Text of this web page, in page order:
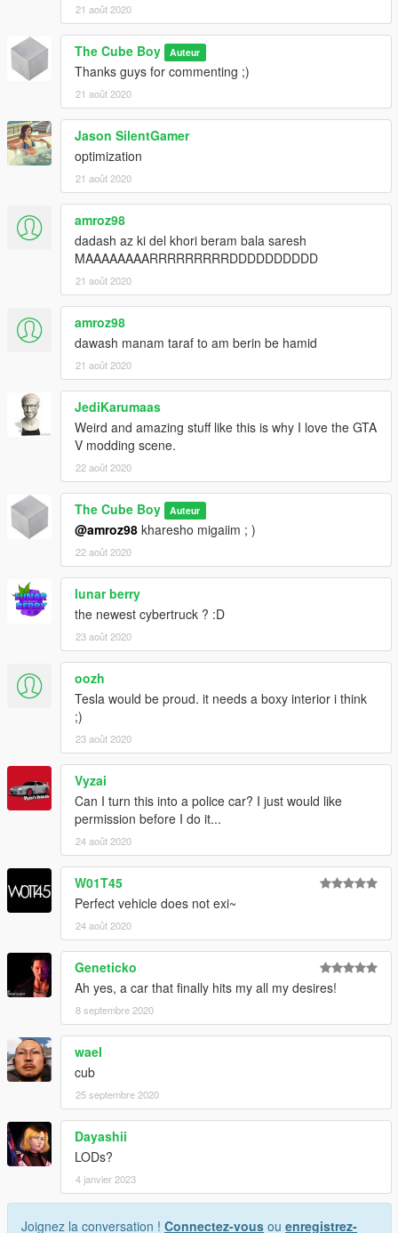
21 août 2020
The Cube Boy Auteur
Thanks guys for commenting ;)
21 août 2020
Jason SilentGamer
optimization
21 août 2020
amroz98
dadash az ki del khori beram bala saresh
MAAAAAAAARRRRRRRRRDDDDDDDDDD
21 août 2020
amroz98
dawash manam taraf to am berin be hamid
21 août 2020
JediKarumaas
Weird and amazing stuff like this is why I love the GTA
V modding scene.
22 août 2020
The Cube Boy Auteur
@amroz98 kharesho migaiim ; )
22 août 2020
lunar berry
the newest cybertruck ? :D
23 août 2020
oozh
Tesla would be proud. it needs a boxy interior i think
;)
23 août 2020
Vyzai
Can I turn this into a police car? I just would like
permission before I do it...
24 août 2020
W01T45
Perfect vehicle does not exi~
24 août 2020
Geneticko
Ah yes, a car that finally hits my all my desires!
8 septembre 2020
waeI
cub
25 septembre 2020
Dayashii
LODs?
4 janvier 2023
Joignez la conversation ! Connectez-vous ou enregistrez-